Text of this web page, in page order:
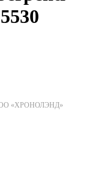
ООО «ХРОНОЛЭНД»